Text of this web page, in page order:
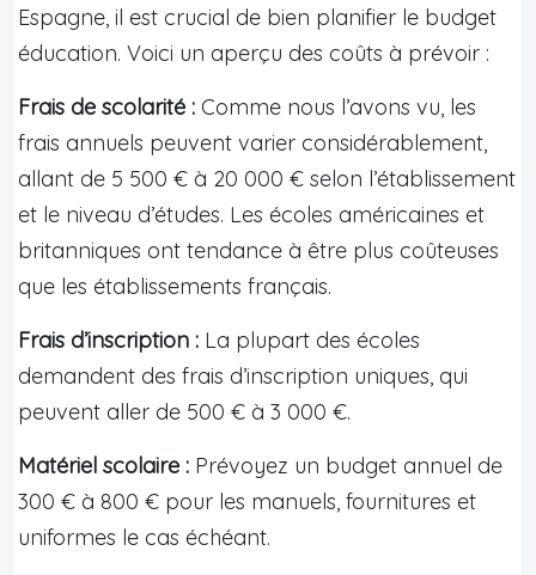
Espagne, il est crucial de bien planifier le budget
éducation. Voici un aperçu des coûts à prévoir :
Frais de scolarité : Comme nous l’avons vu, les
frais annuels peuvent varier considérablement,
allant de 5 500 € à 20 000 € selon l’établissement
et le niveau d’études. Les écoles américaines et
britanniques ont tendance à être plus coûteuses
que les établissements français.
Frais d’inscription : La plupart des écoles
demandent des frais d’inscription uniques, qui
peuvent aller de 500 € à 3 000 €.
Matériel scolaire : Prévoyez un budget annuel de
300 € à 800 € pour les manuels, fournitures et
uniformes le cas échéant.